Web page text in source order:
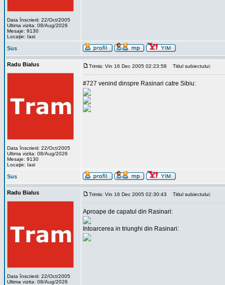
Data înscrierii: 22/Oct/2005
Ultima vizita: 08/Aug/2026
Mesaje: 9130
Locaţie: Iasi
Sus
Radu Bialus
Data înscrierii: 22/Oct/2005
Ultima vizita: 08/Aug/2026
Mesaje: 9130
Locaţie: Iasi
Trimis: Vin 16 Dec 2005 02:23:58 Titlul subiectului:
#727 venind dinspre Rasinari catre Sibiu:
Sus
Radu Bialus
Data înscrierii: 22/Oct/2005
Ultima vizita: 08/Aug/2026
Trimis: Vin 16 Dec 2005 02:30:43 Titlul subiectului:
Aproape de capatul din Rasinari:
Intoarcerea in triunghi din Rasinari: